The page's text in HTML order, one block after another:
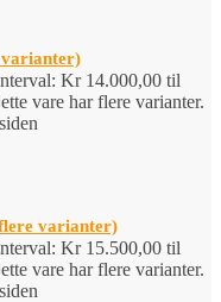
varianter)
Kr 14.000,00 til
vare har flere varianter.
varianter)
Kr 15.500,00 til
vare har flere varianter.